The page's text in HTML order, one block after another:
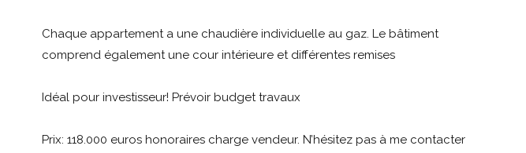
Chaque appartement a une chaudière individuelle au gaz. Le bâtiment
comprend également une cour intérieure et différentes remises
Idéal pour investisseur! Prévoir budget travaux
Prix: 118.000 euros honoraires charge vendeur. N’hésitez pas à me contacter